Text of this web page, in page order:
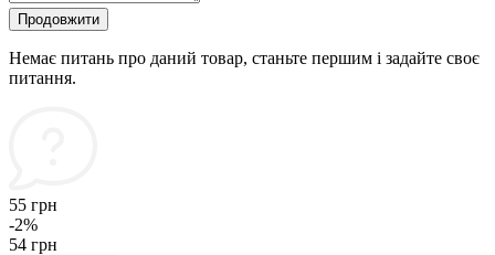
Продовжити
Немає питань про даний товар, станьте першим і задайте своє
питання.
55 грн
-2%
54 грн